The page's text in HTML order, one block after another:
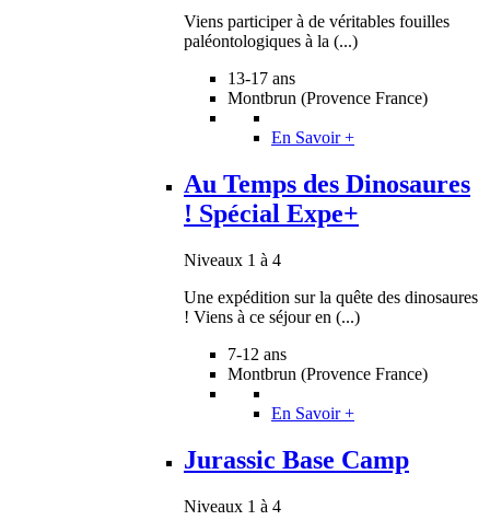
Viens participer à de véritables fouilles
paléontologiques à la (...)
13-17 ans
Montbrun (Provence France)
En Savoir +
Au Temps des Dinosaures
! Spécial Expe+
Niveaux 1 à 4
Une expédition sur la quête des dinosaures
! Viens à ce séjour en (...)
7-12 ans
Montbrun (Provence France)
En Savoir +
Jurassic Base Camp
Niveaux 1 à 4